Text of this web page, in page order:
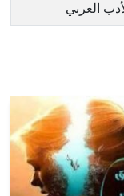
العربي